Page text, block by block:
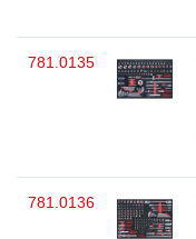
781.0135
781.0136